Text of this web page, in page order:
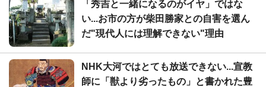
「秀吉と一緒になるのがイヤ」ではな
い...お市の方が柴田勝家との自害を選ん
だ"現代人には理解できない"理由
NHK大河ではとても放送できない...宣教
師に「獣より劣ったもの」と書かれた豊